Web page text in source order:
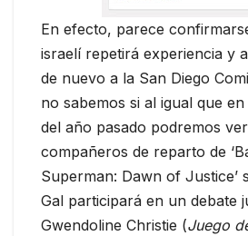
En efecto, parece
israelí repetirá experiencia y
de nuevo a la San Diego
no sabemos si al igual que
del año pasado podremos
compañeros de reparto de
Superman: Dawn of Justice’
Gal participará en un debate
Gwendoline Christie (Juego